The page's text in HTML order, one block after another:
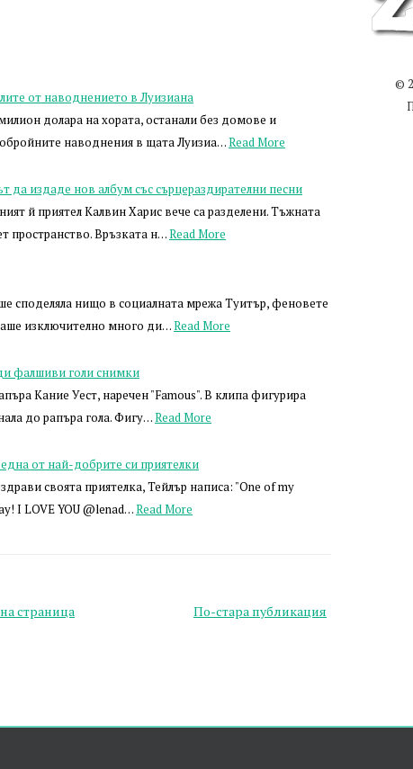
от наводнението в Луизиана
долара на хората, останали без домове и
наводнения в щата Луизиа…Read More
да издаде нов албум със сърцераздирателни песни
й приятел Калвин Харис вече са разделени. Тъжната
пространство. Връзката н…Read More
споделяла нищо в социалната мрежа Туитър, феновете
изключително много ди…Read More
фалшиви голи снимки
Кание Уест, наречен "Famous". В клипа фигурира
до рапъра гола. Фигу…Read More
от най-добрите си приятелки
своята приятелка, Тейлър написа: "One of my
I LOVE YOU @lenad…Read More
По-стара публикация
страница
©